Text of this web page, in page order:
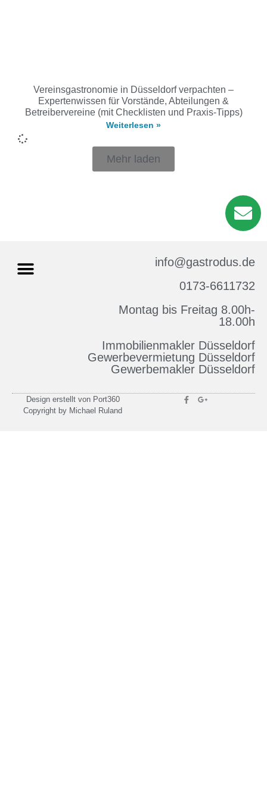
Vereinsgastronomie in Düsseldorf verpachten –
Expertenwissen für Vorstände, Abteilungen &
Betreibervereine (mit Checklisten und Praxis-Tipps)
Weiterlesen »
Mehr laden
info@gastrodus.de
0173-6611732
Montag bis Freitag 8.00h-
18.00h
Immobilienmakler Düsseldorf
Gewerbevermietung Düsseldorf
Gewerbemakler Düsseldorf
Design erstellt von Port360
Copyright by Michael Ruland